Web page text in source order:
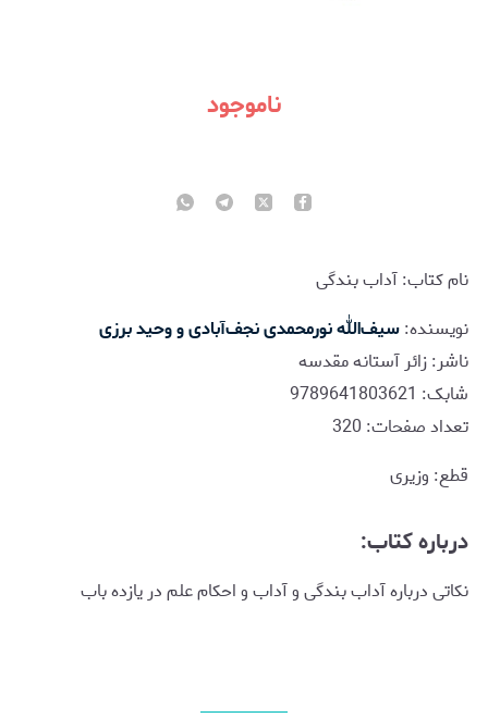
ناموجود
نام کتاب: آداب بندگی
نويسنده:سیف‌الله نورمحمدی نجف‌آبادی و وحید برزی
ناشر: زائر آستانه مقدسه
شابک: 9789641803621
تعداد صفحات: 320
قطع: وزیری
درباره کتاب:
نکاتی درباره آداب بندگی و آداب و احکام علم در یازده باب